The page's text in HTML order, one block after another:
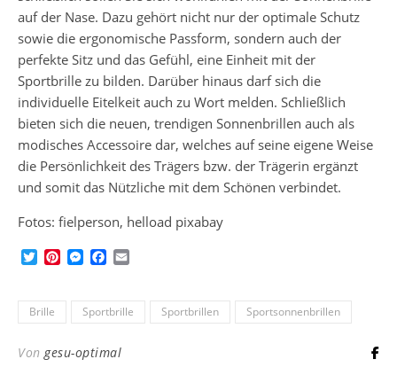
auf der Nase. Dazu gehört nicht nur der optimale Schutz
sowie die ergonomische Passform, sondern auch der
perfekte Sitz und das Gefühl, eine Einheit mit der
Sportbrille zu bilden. Darüber hinaus darf sich die
individuelle Eitelkeit auch zu Wort melden. Schließlich
bieten sich die neuen, trendigen Sonnenbrillen auch als
modisches Accessoire dar, welches auf seine eigene Weise
die Persönlichkeit des Trägers bzw. der Trägerin ergänzt
und somit das Nützliche mit dem Schönen verbindet.
Fotos: fielperson, helload pixabay
TwitterPinterest
Messenger
Facebook
Brille Sportbrille Sportbrillen Sportsonnenbrillen
Vongesu-optimal